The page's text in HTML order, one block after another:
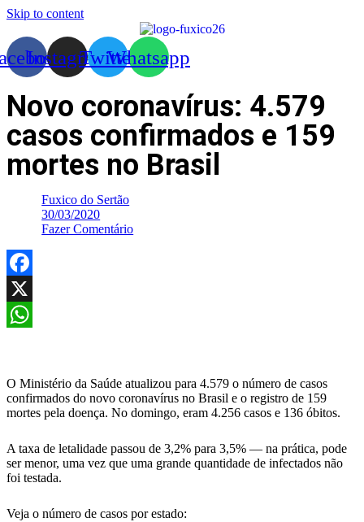
Skip to content
InstagramTwitterWhatsapp
Novo coronavírus: 4.579
casos confirmados e 159
mortes no Brasil
Fuxico do Sertão
30/03/2020
Fazer Comentário
Facebook
X
O Ministério da Saúde atualizou para 4.579 o número de casos
confirmados do novo coronavírus no Brasil e o registro de 159
mortes pela doença. No domingo, eram 4.256 casos e 136 óbitos.
A taxa de letalidade passou de 3,2% para 3,5% — na prática, pode
ser menor, uma vez que uma grande quantidade de infectados não
foi testada.
Veja o número de casos por estado: